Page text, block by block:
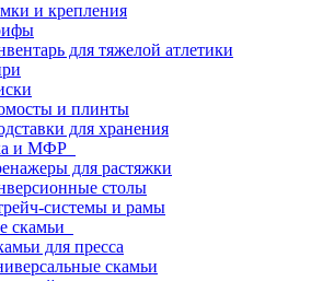
и крепления
для тяжелой атлетики
и плинты
для хранения
и МФР
для растяжки
столы
системы и рамы
скамьи
для пресса
скамьи